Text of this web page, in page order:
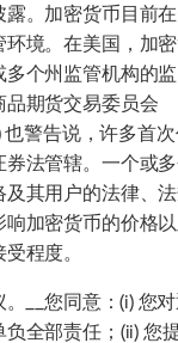
露。加密货币目前
环境。在美国，加
个州监管机构的监
期货交易委员会
也警告说，许多首
法管辖。一个或
其用户的法律、
加密货币的价格
程度。
__您同意：(i) 您
全部责任；(ii) 您